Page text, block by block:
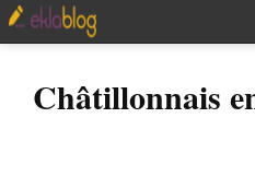
Châtillonnais